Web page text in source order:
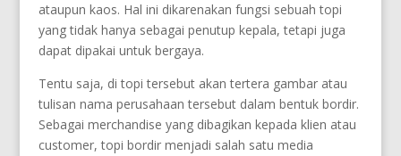
ataupun kaos. Hal ini dikarenakan fungsi sebuah topi
yang tidak hanya sebagai penutup kepala, tetapi juga
dapat dipakai untuk bergaya.
Tentu saja, di topi tersebut akan tertera gambar atau
tulisan nama perusahaan tersebut dalam bentuk bordir.
Sebagai merchandise yang dibagikan kepada klien atau
customer, topi bordir menjadi salah satu media